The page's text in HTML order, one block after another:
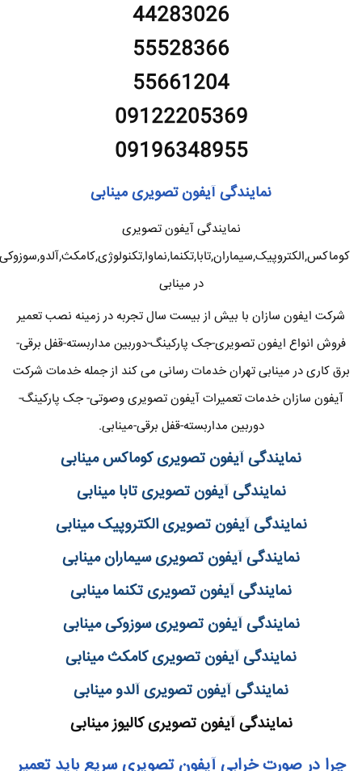
44283026
55528366
55661204
09122205369
09196348955
نمایندگی آیفون تصویری مینابی
نمایندگی آیفون تصویری
کوماکس,الکتروپیک,سیماران,تابا,تکنما,نماوا,تکنولوژی,کامکث,آلدو,سوزوکی
در مینابی
شرکت ایفون سازان با بیش از بیست سال تجربه در زمینه نصب تعمیر
فروش انواع ایفون تصویری-جک پارکینگ-دوربین مداربسته-قفل برقی-
برق کاری در مینابی تهران خدمات رسانی می کند از جمله خدمات شرکت
آیفون سازان خدمات تعمیرات آیفون تصویری وصوتی- جک پارکینگ-
دوربین مداربسته-قفل برقی-مینابی.
نمایندگی آیفون تصویری کوماکس مینابی
نمایندگی آیفون تصویری تابا مینابی
نمایندگی آیفون تصویری الکتروپیک مینابی
نمایندگی آیفون تصویری سیماران مینابی
نمایندگی آیفون تصویری تکنما مینابی
نمایندگی آیفون تصویری سوزوکی مینابی
نمایندگی آیفون تصویری کامکث مینابی
نمایندگی آیفون تصویری آلدو مینابی
نمایندگی آیفون تصویری کالیوز مینابی
چرا در صورت خرابی آیفون تصویری سریع باید تعمیر